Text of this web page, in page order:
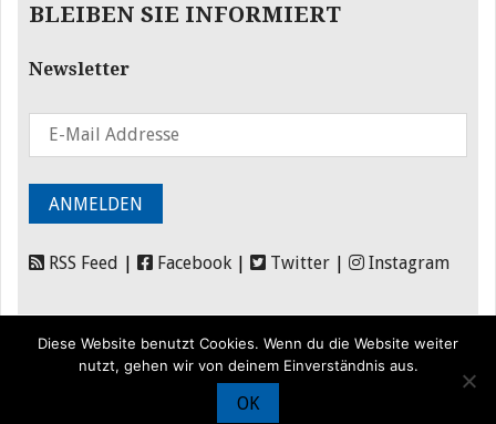
BLEIBEN SIE INFORMIERT
Newsletter
RSS Feed | Facebook | Twitter | Instagram
Förderung|
Diese Website benutzt Cookies. Wenn du die Website weiter
nutzt, gehen wir von deinem Einverständnis aus.
OK